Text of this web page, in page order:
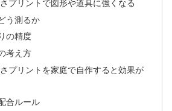
プリントで図形や道具に強くなる
う測るか
の精度
考え方
プリントを家庭で自作すると効果が
合ルール